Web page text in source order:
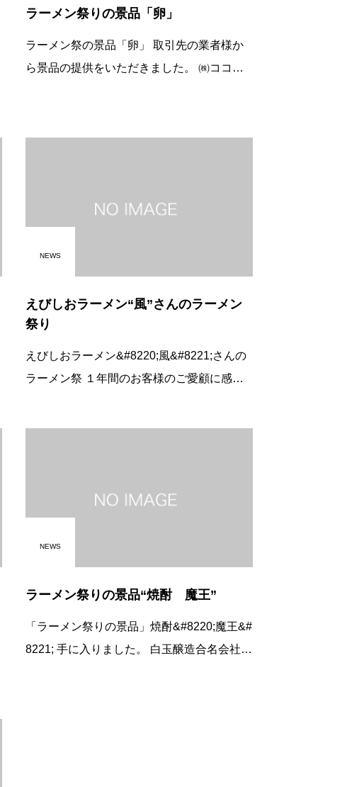
ラーメン祭りの景品「卵」
ラーメン祭の景品「卵」 取引先の業者様か
ら景品の提供をいただきました。 ㈱ココ・
た。 藤姫は鹿児島県川辺町藤野
NEWS
えびしおラーメン“風”さんのラーメン
祭り
えびしおラーメン&#8220;風&#8221;さんの
ラーメン祭 １年間のお客様のご愛顧に感謝
NEWS
ラーメン祭りの景品“焼酎 魔王”
「ラーメン祭りの景品」焼酎&#8220;魔王&#
8221; 手に入りました。 白玉醸造合名会社謹